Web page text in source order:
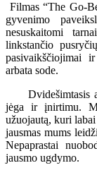
Filmas “The Go-
gyvenimo
nesuskaitomi
linkstančio
pasivaikščiojimai
arbata sode.
Dvidešimtasis
jėga ir įnirtimu.
užuojautą, kuri
jausmas mums
Nepaprastai
jausmo ugdymo.